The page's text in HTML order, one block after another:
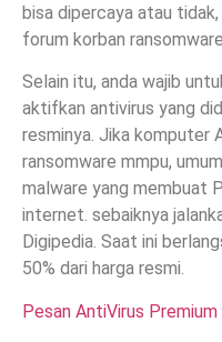
bisa dipercaya atau
forum korban
Selain itu, anda wajib
aktifkan antivirus yang
resminya. Jika komputer
ransomware mmpu,
malware yang membuat
internet. sebaiknya
Digipedia. Saat ini
50% dari harga resmi.
Pesan AntiVirus